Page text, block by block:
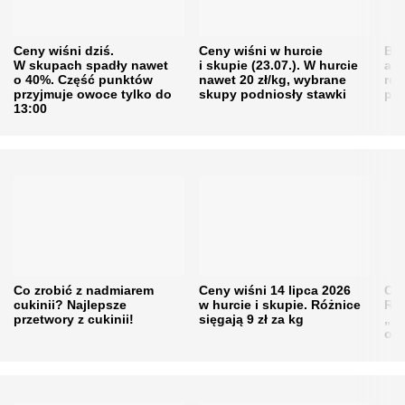
Ceny wiśni dziś.
W skupach spadły nawet
o 40%. Część punktów
przyjmuje owoce tylko do
13:00
Ceny wiśni w hurcie
i skupie (23.07.). W hurcie
nawet 20 zł/kg, wybrane
skupy podniosły stawki
Co zrobić z nadmiarem
cukinii? Najlepsze
przetwory z cukinii!
Ceny wiśni 14 lipca 2026
w hurcie i skupie. Różnice
sięgają 9 zł za kg